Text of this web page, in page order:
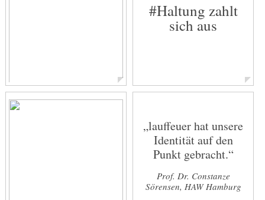
Anna-Lena Holla
#Haltung zahlt
sich aus
„lauffeuer hat unsere
Identität auf den
Punkt gebracht.“
Prof. Dr. Constanze
Sörensen, HAW Hamburg